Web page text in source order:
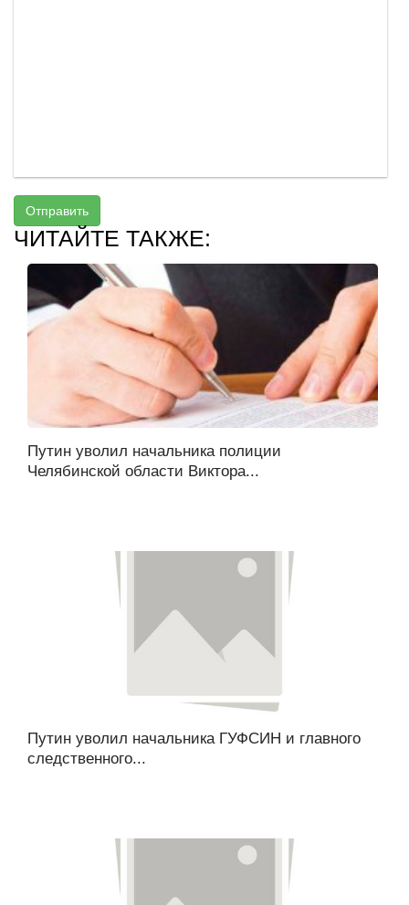
Отправить
ЧИТАЙТЕ ТАКЖЕ:
Путин уволил начальника полиции
Челябинской области Виктора...
Путин уволил начальника ГУФСИН и главного
следственного...